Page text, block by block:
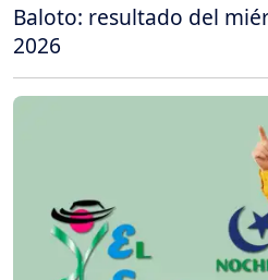
Baloto: resultado del
2026